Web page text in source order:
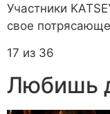
Участники
свое
17 из 36
Любишь